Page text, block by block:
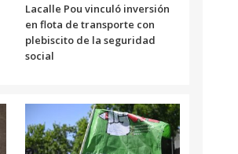
Lacalle Pou vinculó inversión
en flota de transporte con
plebiscito de la seguridad
social